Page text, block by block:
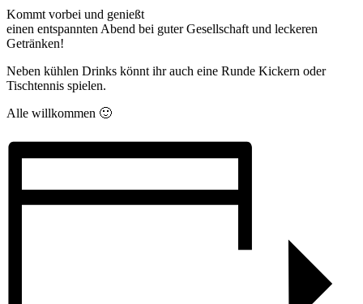
Kommt vorbei und genießt
einen entspannten Abend bei guter Gesellschaft und leckeren
Getränken!
Neben kühlen Drinks könnt ihr auch eine Runde Kickern oder
Tischtennis spielen.
Alle willkommen 🙂